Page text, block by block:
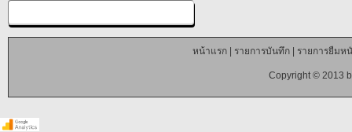
หน้าแรก| รายการบันทึก| รายการยืมห
Copyright © 2013